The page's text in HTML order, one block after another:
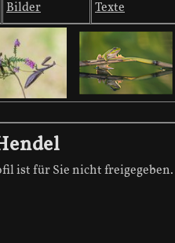
Bilder Texte
ist für Sie nicht freigegeben.